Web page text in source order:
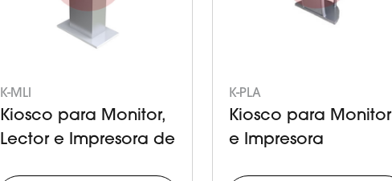
K-MLI
Kiosco para Monitor,
Lector e Impresora de
K-PLA
Kiosco para Monitor
e Impresora